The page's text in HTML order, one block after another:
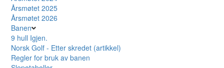
Årsmøtet 2025
Årsmøtet 2026
Banen
9 hull Igjen.
Norsk Golf - Etter skredet (artikkel)
Regler for bruk av banen